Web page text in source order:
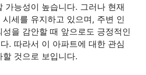
가능성이 높습니다. 그러나 현재
시세를 유지하고 있으며, 주변 인
성을 감안할 때 앞으로도 긍정적인
. 따라서 이 아파트에 대한 관심
것으로 보입니다.